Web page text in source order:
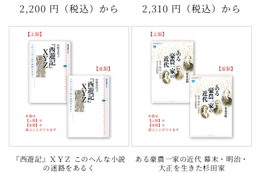
通
常
価
2,200 円（税込）から
通
常
価
2,310 円（税込）から
『西遊記』ＸＹＺ このへんな小説
の迷路をあるく
ある豪農一家の近代 幕末・明治・
大正を生きた杉田家